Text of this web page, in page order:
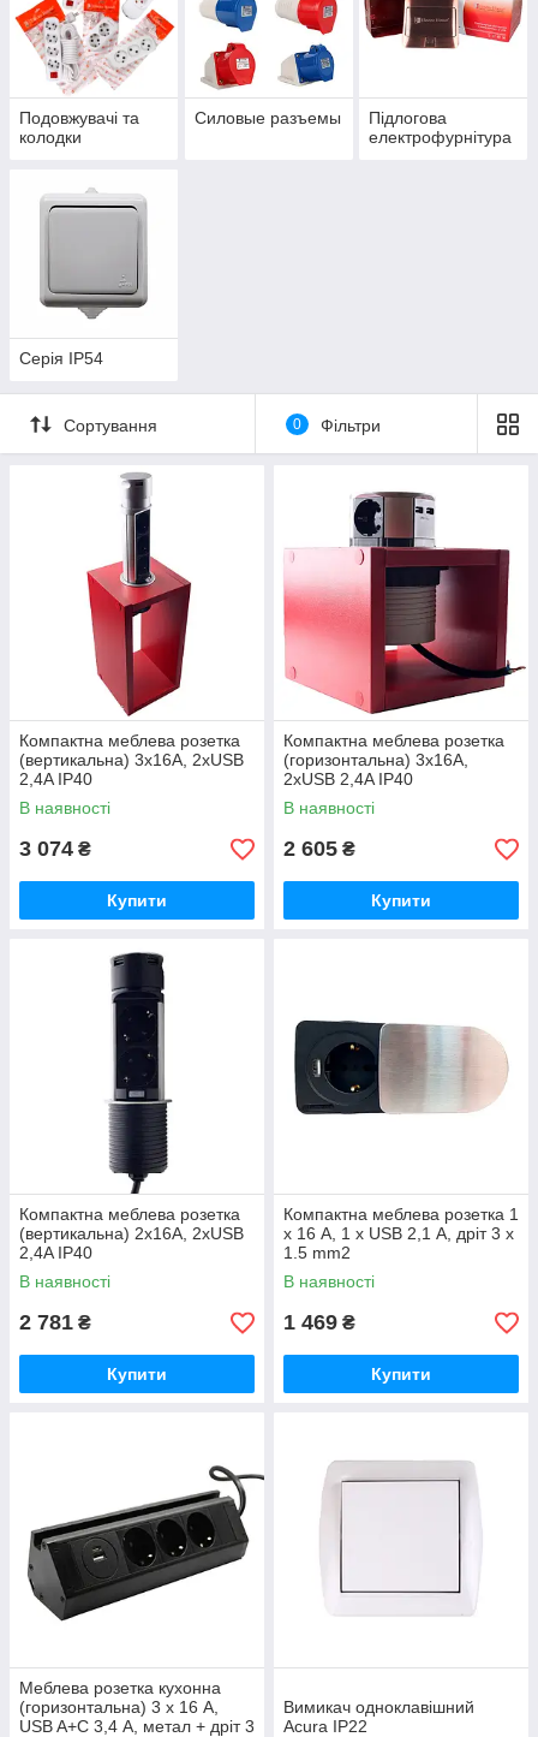
Подовжувачі та
колодки
Силовые разъемы
Підлогова
електрофурнітура
Серія IP54
Сортування 0 Фільтри
Компактна меблева розетка
(вертикальна) 3х16A, 2хUSB
2,4A IP40
В наявності
3 074 ₴
Купити
Компактна меблева розетка
(горизонтальна) 3х16A,
2хUSB 2,4A IP40
В наявності
2 605 ₴
Купити
Компактна меблева розетка
(вертикальна) 2х16A, 2хUSB
2,4A IP40
В наявності
2 781 ₴
Купити
Компактна меблева розетка 1
x 16 А, 1 x USB 2,1 А, дріт 3 x
1.5 mm2
В наявності
1 469 ₴
Купити
Меблева розетка кухонна
(горизонтальна) 3 x 16 А,
USB A+C 3,4 А, метал + дріт 3
Вимикач одноклавішний
Acura IP22